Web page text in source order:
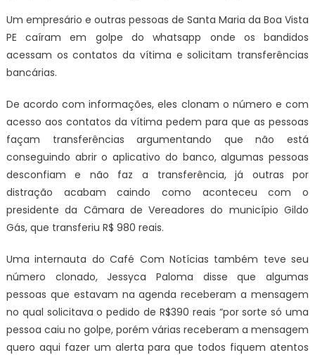
Um empresário e outras pessoas de Santa Maria da Boa Vista
PE caíram em golpe do whatsapp onde os bandidos
acessam os contatos da vítima e solicitam transferências
bancárias.
De acordo com informações, eles clonam o número e com
acesso aos contatos da vítima pedem para que as pessoas
façam transferências argumentando que não está
conseguindo abrir o aplicativo do banco, algumas pessoas
desconfiam e não faz a transferência, já outras por
distração acabam caindo como aconteceu com o
presidente da Câmara de Vereadores do município Gildo
Gás, que transferiu R$ 980 reais.
Uma internauta do Café Com Notícias também teve seu
número clonado, Jessyca Paloma disse que algumas
pessoas que estavam na agenda receberam a mensagem
no qual solicitava o pedido de R$390 reais “por sorte só uma
pessoa caiu no golpe, porém várias receberam a mensagem
quero aqui fazer um alerta para que todos fiquem atentos